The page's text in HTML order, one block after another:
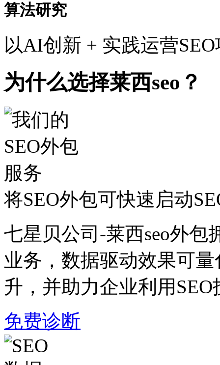
算法研究
以AI创新 + 实践运营
为什么选择莱西seo？
将SEO外包可快速启动
七星贝公司-莱西seo外包
业务，数据驱动效果可
升，并助力企业利用
免费诊断